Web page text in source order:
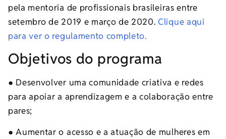
pela mentoria de profissionais brasileiras entre
setembro de 2019 e março de 2020.Clique aqui
para ver o regulamento completo.
Objetivos do programa
● Desenvolver uma comunidade criativa e redes
para apoiar a aprendizagem e a colaboração entre
pares;
● Aumentar o acesso e a atuação de mulheres em